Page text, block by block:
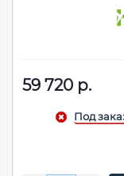
59 720 р.